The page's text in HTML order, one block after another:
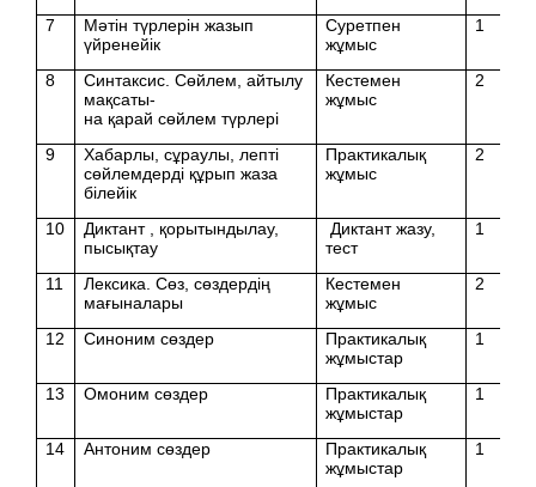
7
Мәтін түрлерін жазып
үйренейік
Суретпен
жұмыс
1
8
Синтаксис. Сөйлем, айтылу
мақсаты-
на қарай сөйлем түрлері
Кестемен
жұмыс
2
9
Хабарлы, сұраулы, лепті
сөйлемдерді құрып жаза
білейік
Практикалық
жұмыс
2
10
Диктант , қорытындылау,
пысықтау
Диктант жазу,
тест
1
11
Лексика. Сөз, сөздердің
мағыналары
Кестемен
жұмыс
2
12 Синоним сөздер
Практикалық
жұмыстар
1
13 Омоним сөздер
Практикалық
жұмыстар
1
14 Антоним сөздер
Практикалық
жұмыстар
1